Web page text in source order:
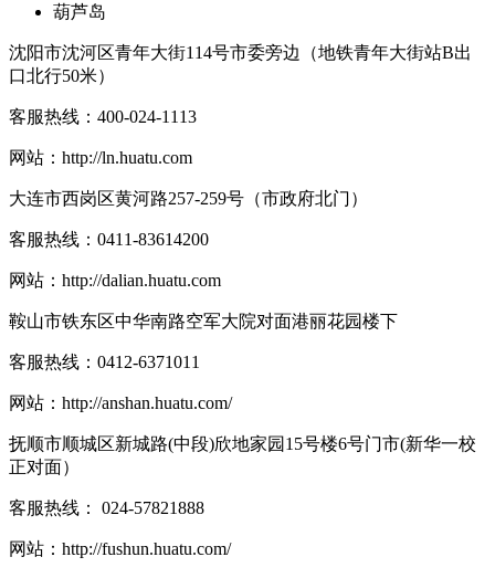
葫芦岛
沈阳市沈河区青年大街114号市委旁边（地铁青年大街站B出
口北行50米）
客服热线： 400-024-1113
网站： http://ln.huatu.com
大连市西岗区黄河路257-259号（市政府北门）
客服热线： 0411-83614200
网站： http://dalian.huatu.com
鞍山市铁东区中华南路空军大院对面港丽花园楼下
客服热线： 0412-6371011
网站： http://anshan.huatu.com/
抚顺市顺城区新城路(中段)欣地家园15号楼6号门市(新华一校
正对面）
客服热线： 024-57821888
网站： http://fushun.huatu.com/